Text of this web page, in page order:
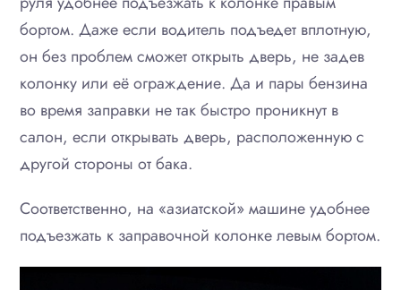
бортом. Даже если водитель подъедет вплотную,
он без проблем сможет открыть дверь, не задев
колонку или её ограждение. Да и пары бензина
во время заправки не так быстро проникнут в
салон, если открывать дверь, расположенную с
другой стороны от бака.
Соответственно, на «азиатской» машине удобнее
подъезжать к заправочной колонке левым бортом.